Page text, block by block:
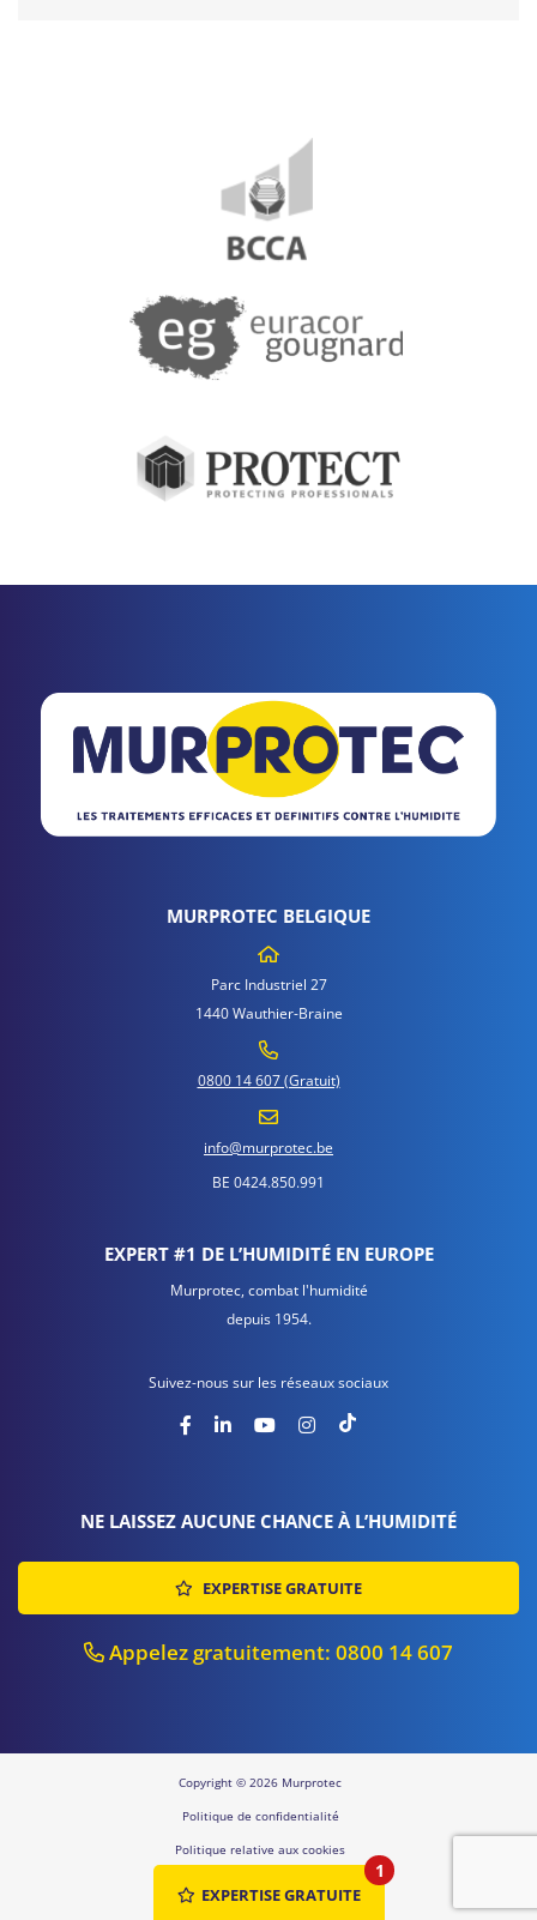
MURPROTEC BELGIQUE
Parc Industriel 27
1440 Wauthier-Braine
0800 14 607 (Gratuit)
info@murprotec.be
BE 0424.850.991
EXPERT #1 DE L’HUMIDITÉ EN EUROPE
Murprotec, combat l'humidité
depuis 1954.
Suivez-nous sur les réseaux sociaux
NE LAISSEZ AUCUNE CHANCE À L’HUMIDITÉ
EXPERTISE GRATUITE
Appelez gratuitement: 0800 14 607
Copyright © 2026 Murprotec
Politique de confidentialité
Politique relative aux cookies
1
EXPERTISE GRATUITE